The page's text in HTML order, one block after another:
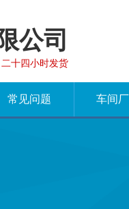
公司
十四小时发货
常见问题 车间